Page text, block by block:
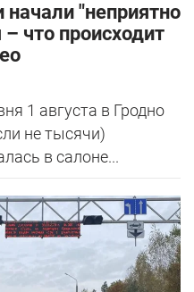
начали "неприятно
– что происходит
1 августа в Гродно
не тысячи)
в салоне...